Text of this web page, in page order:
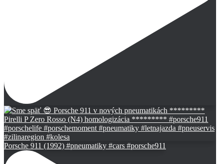
Porsche 911 (1992) #pneumatiky #cars #porsche911